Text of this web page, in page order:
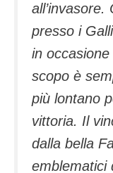
presso i
in
scopo è
più lontano
vittoria. Il
dalla bella
emblematici